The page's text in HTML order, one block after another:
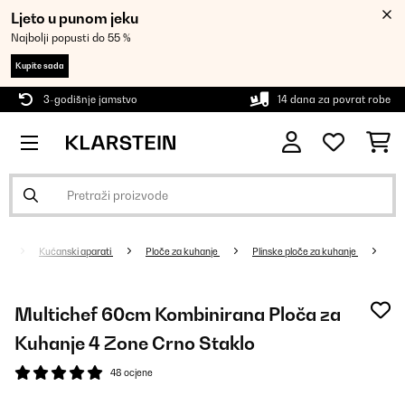
Ljeto u punom jeku
Najbolji popusti do 55 %
Kupite sada
3-godišnje jamstvo 14 dana za povrat robe
Kućanski aparati Ploče za kuhanje Plinske ploče za kuhanje
Multichef 60cm Kombinirana Ploča za
Kuhanje 4 Zone Crno Staklo
48 ocjene